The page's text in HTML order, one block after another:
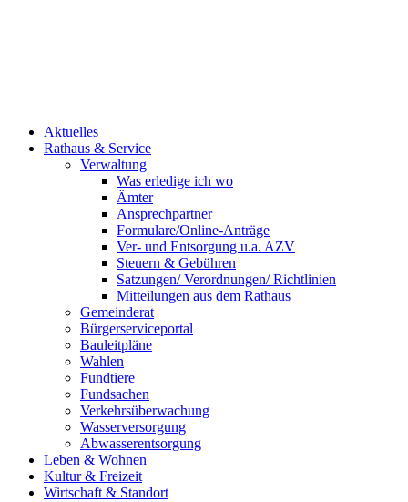
Aktuelles
Rathaus & Service
Verwaltung
Was erledige ich wo
Ämter
Ansprechpartner
Formulare/Online-Anträge
Ver- und Entsorgung u.a. AZV
Steuern & Gebühren
Satzungen/ Verordnungen/ Richtlinien
Mitteilungen aus dem Rathaus
Gemeinderat
Bürgerserviceportal
Bauleitpläne
Wahlen
Fundtiere
Fundsachen
Verkehrsüberwachung
Wasserversorgung
Abwasserentsorgung
Leben & Wohnen
Kultur & Freizeit
Wirtschaft & Standort